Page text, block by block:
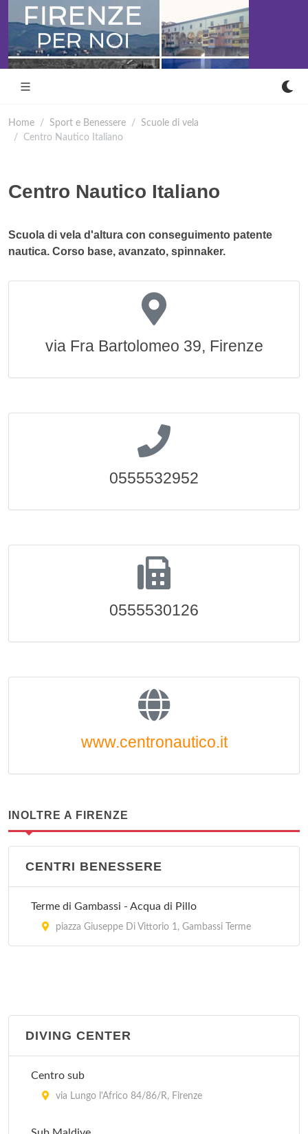
Home Sport e Benessere
Scuole di vela
Centro Nautico Italiano
Centro Nautico Italiano
Scuola di vela d'altura con conseguimento patente
nautica. Corso base, avanzato, spinnaker.
via Fra Bartolomeo 39, Firenze
0555532952
0555530126
www.centronautico.it
INOLTRE A FIRENZE
CENTRI BENESSERE
Terme di Gambassi - Acqua di Pillo
piazza Giuseppe Di Vittorio 1, Gambassi Terme
DIVING CENTER
Centro sub
via Lungo l'Africo 84/86/R, Firenze